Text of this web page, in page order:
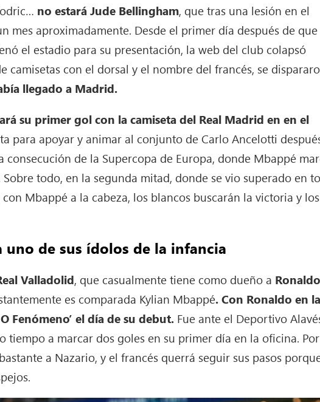
no estará Jude Bellingham, que tras una lesión en el
mes aproximadamente. Desde el primer día después de que
el estadio para su presentación, la web del club colapsó
camisetas con el dorsal y el nombre del francés, se
llegado a Madrid.
su primer gol con la camiseta del Real Madrid en en el
para apoyar y animar al conjunto de Carlo Ancelotti
de la Supercopa de Europa, donde Mbappé
todo, en la segunda mitad, donde se vio superado en
Mbappé a la cabeza, los blancos buscarán la victoria y los
uno de sus ídolos de la infancia
Valladolid, que casualmente tiene como dueño a Ronaldo
es comparada Kylian Mbappé. Con Ronaldo en la
Fenómeno’ el día de su debut. Fue ante el Deportivo
a marcar dos goles en su primer día en la oficina. Por
a Nazario, y el francés querrá seguir sus pasos